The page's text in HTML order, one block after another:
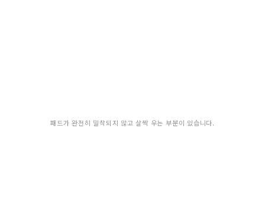
패드가 완전히 밀착되지 않고 살짝 우는 부분이 있습니다.